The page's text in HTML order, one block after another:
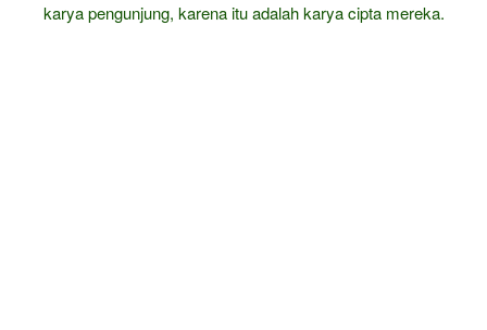
karya pengunjung, karena itu adalah karya cipta mereka.